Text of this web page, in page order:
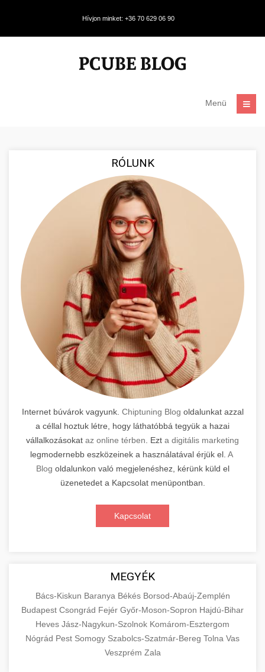
Hívjon minket: +36 70 629 06 90
Menü
RÓLUNK
Internet búvárok vagyunk. Chiptuning Blog oldalunkat azzal
a céllal hoztuk létre, hogy láthatóbbá tegyük a hazai
vállalkozásokat az online térben . Ezt a digitális marketing
legmodernebb eszközeinek a használatával érjük el. A
Blog oldalunkon való megjelenéshez, kérünk küld el
üzenetedet a Kapcsolat menüpontban.
Kapcsolat
MEGYÉK
Bács-Kiskun Baranya Békés Borsod-Abaúj-Zemplén
Budapest Csongrád Fejér Győr-Moson-Sopron Hajdú-Bihar
Heves Jász-Nagykun-Szolnok Komárom-Esztergom
Nógrád Pest Somogy Szabolcs-Szatmár-Bereg Tolna Vas
Veszprém Zala